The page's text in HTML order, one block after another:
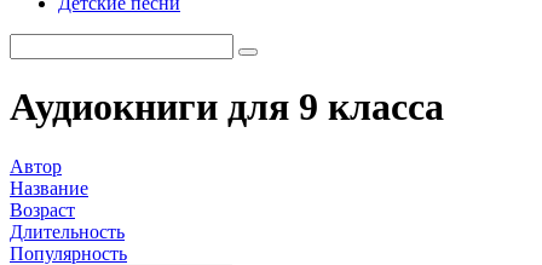
Аудиокниги для 9 класса
Автор
Название
Возраст
Длительность
Популярность